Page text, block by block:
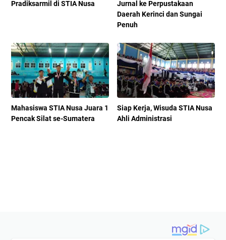
Pradiksarmil di STIA Nusa
Jurnal ke Perpustakaan
Daerah Kerinci dan Sungai
Penuh
Mahasiswa STIA Nusa Juara 1
Pencak Silat se-Sumatera
Siap Kerja, Wisuda STIA Nusa
Ahli Administrasi